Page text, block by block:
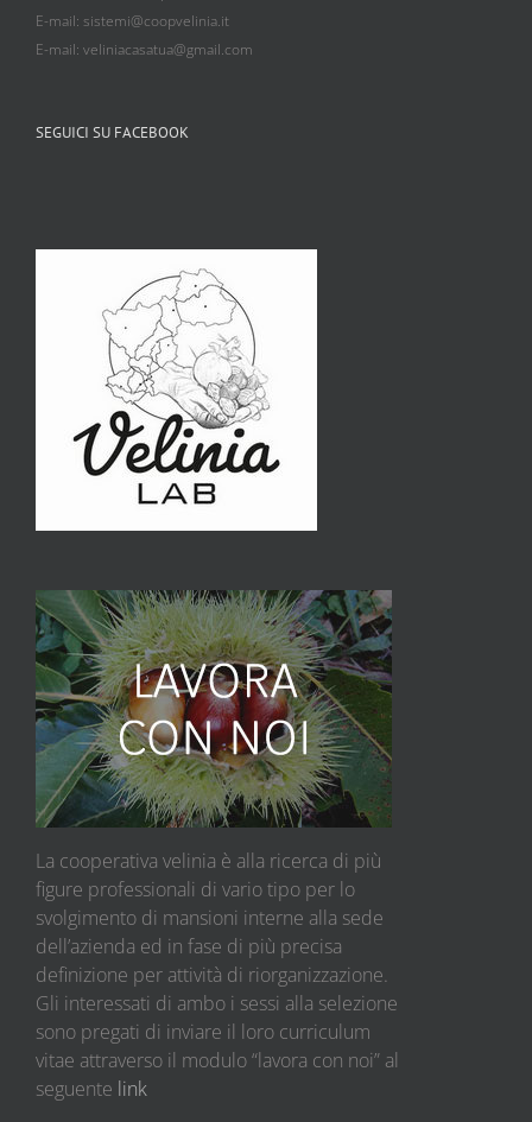
E-mail: sistemi@coopvelinia.it
E-mail: veliniacasatua@gmail.com
SEGUICI SU FACEBOOK
La cooperativa velinia è alla ricerca di più
figure professionali di vario tipo per lo
svolgimento di mansioni interne alla sede
dell’azienda ed in fase di più precisa
definizione per attività di riorganizzazione.
Gli interessati di ambo i sessi alla selezione
sono pregati di inviare il loro curriculum
vitae attraverso il modulo “lavora con noi” al
seguente link